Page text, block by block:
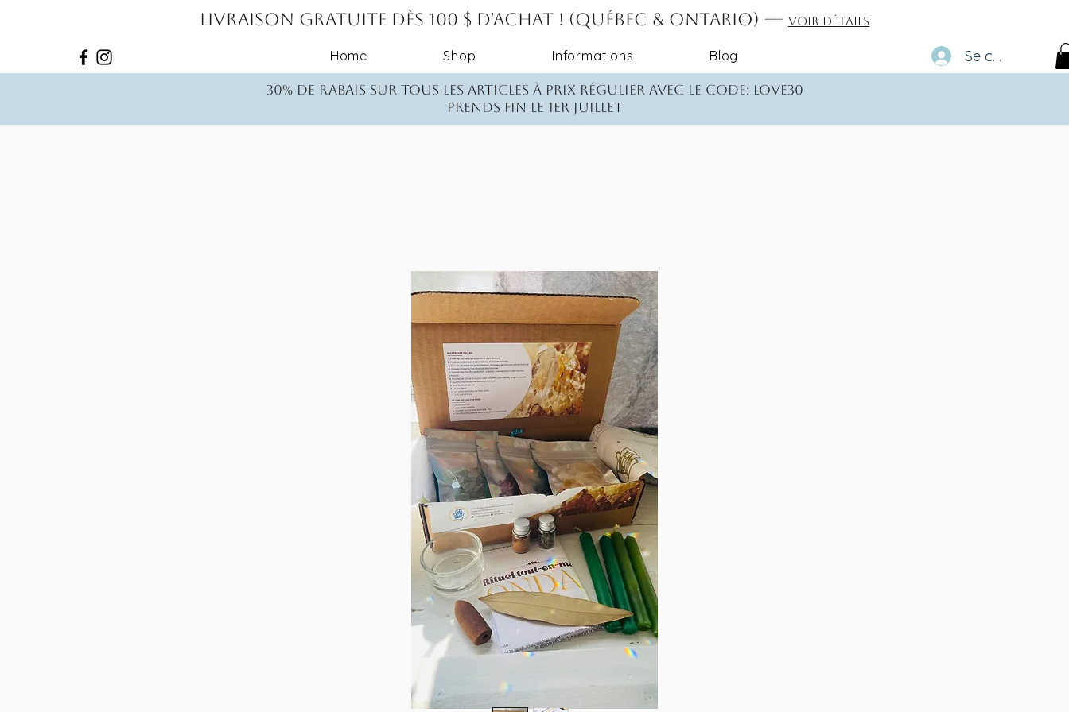
Livraison gratuite dès 100 $ d’achat ! (Québec & Ontario) — Voir détails
Home Shop Informations Blog Se connecter
30% de rabais sur tous les articles à prix régulier avec le code: love30
Prends fin le 1er juillet